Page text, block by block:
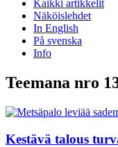
Kaikki artikkelit
Näköislehdet
In English
På svenska
Info
Teemana nro
Kestävä talous